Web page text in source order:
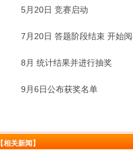
5月20日 竞赛启动
7月20日 答题阶段结束 开始阅
8月 统计结果并进行抽奖
9月6日公布获奖名单
【相关新闻】